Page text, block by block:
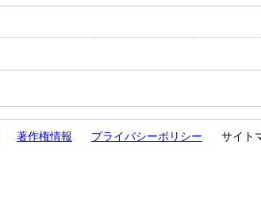
著作権情報 プライバシーポリシー サイト